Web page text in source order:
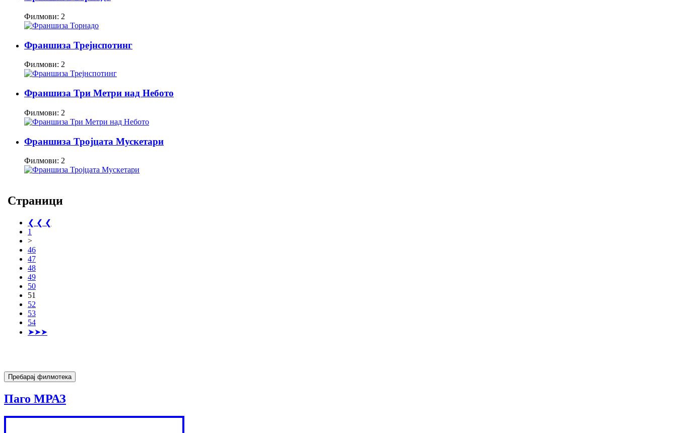
Филмови: 2
Франшиза Трејнспотинг
Филмови: 2
Франшиза Три Метри над Небото
Филмови: 2
Франшиза Тројцата Мускетари
Филмови: 2
Страници
❮ ❮ ❮
1
>
46
47
48
49
50
51
52
53
54
➤➤➤
Паго МРАЗ